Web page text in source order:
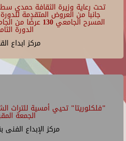
تحت رعاية وزيرة الثقافة حمدي
جانبا من العروض المتقدمة
المسرح الجامعي
الدورة
مركز ابداع
"فلكلوريتا" تحيي أمسية للتراث
الجمعة
مركز الإبداع الفنى